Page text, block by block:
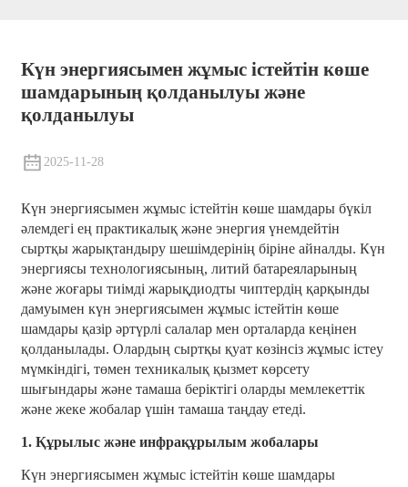
Күн энергиясымен жұмыс істейтін көше
шамдарының қолданылуы және
қолданылуы
2025-11-28
Күн энергиясымен жұмыс істейтін көше шамдары бүкіл
әлемдегі ең практикалық және энергия үнемдейтін
сыртқы жарықтандыру шешімдерінің біріне айналды. Күн
энергиясы технологиясының, литий батареяларының
және жоғары тиімді жарықдиодты чиптердің қарқынды
дамуымен күн энергиясымен жұмыс істейтін көше
шамдары қазір әртүрлі салалар мен орталарда кеңінен
қолданылады. Олардың сыртқы қуат көзінсіз жұмыс істеу
мүмкіндігі, төмен техникалық қызмет көрсету
шығындары және тамаша беріктігі оларды мемлекеттік
және жеке жобалар үшін тамаша таңдау етеді.
1. Құрылыс және инфрақұрылым жобалары
Күн энергиясымен жұмыс істейтін көше шамдары